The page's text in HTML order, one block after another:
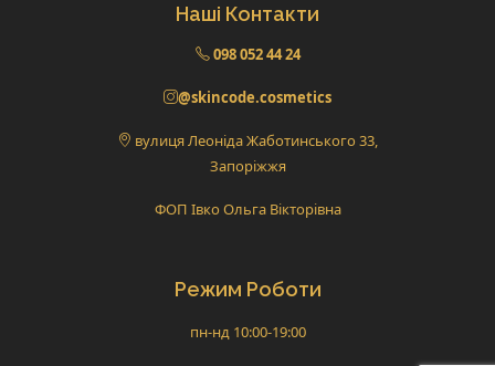
Наші Контакти
098 052 44 24
@skincode.cosmetics
вулиця Леоніда Жаботинського 33,
Запоріжжя
ФОП Івко Ольга Вікторівна
Режим Роботи
пн-нд 10:00-19:00